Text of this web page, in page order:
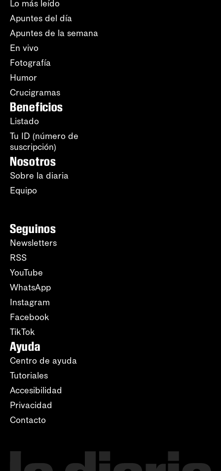
Lo más leído
Apuntes del día
Apuntes de la semana
En vivo
Fotografía
Humor
Crucigramas
Beneficios
Listado
Tu ID (número de
suscripción)
Nosotros
Sobre la diaria
Equipo
Seguinos
Newsletters
RSS
YouTube
WhatsApp
Instagram
Facebook
TikTok
Ayuda
Centro de ayuda
Tutoriales
Accesibilidad
Privacidad
Contacto